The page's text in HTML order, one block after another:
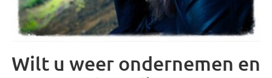
Wilt u weer ondernemen en